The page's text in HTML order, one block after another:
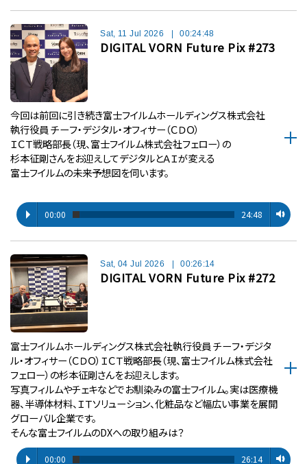
Sat, 11 Jul 2026 | 00:24:48
DIGITAL VORN Future Pix #273
今回は前回に引き続き富士フイルムホールディングス株式会社
執行役員 チーフ・デジタル・オフィサー（ＣＤＯ）
ＩＣＴ戦略部長（現、富士フイルム株式会社フェロー）の
杉本征剛さんをお迎えしてデジタルとＡＩが変える
富士フイルムの未来予想図を伺います。
00:00 24:48
Sat, 04 Jul 2026 | 00:26:14
DIGITAL VORN Future Pix #272
富士フイルムホールディングス株式会社執行役員 チーフ・デジタ
ル・オフィサー（ＣＤＯ）ＩＣＴ戦略部長（現、富士フイルム株式会社
フェロー）の杉本征剛さんをお迎えします。
写真フィルムやチェキなどでお馴染みの富士フイルム。実は医療機
器、半導体材料、ＩＴソリューション、化粧品など幅広い事業を展開
グローバル企業です。
そんな富士フイルムのDXへの取り組みは？
00:00 26:14